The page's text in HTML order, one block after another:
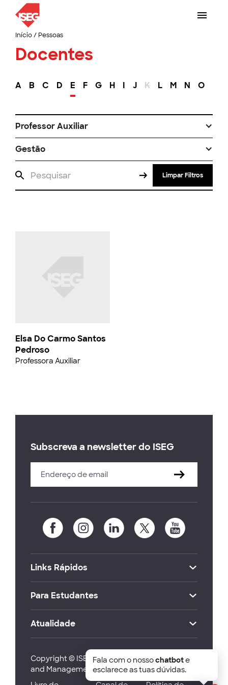
Início/ Pessoas
Docentes
A B C D E F G H I J K L M N O
Professor Auxiliar
Gestão
Limpar Filtros
Elsa Do Carmo Santos
Pedroso
Professora Auxiliar
Subscreva a newsletter do ISEG
Links Rápidos
Para Estudantes
Atualidade
Copyright © ISEG Lisbon School of Economics
and Management 2026
Fala com o nossochatbote
esclarece as tuas dúvidas.